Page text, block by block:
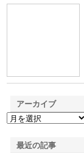
アーカイブ
最近の記事